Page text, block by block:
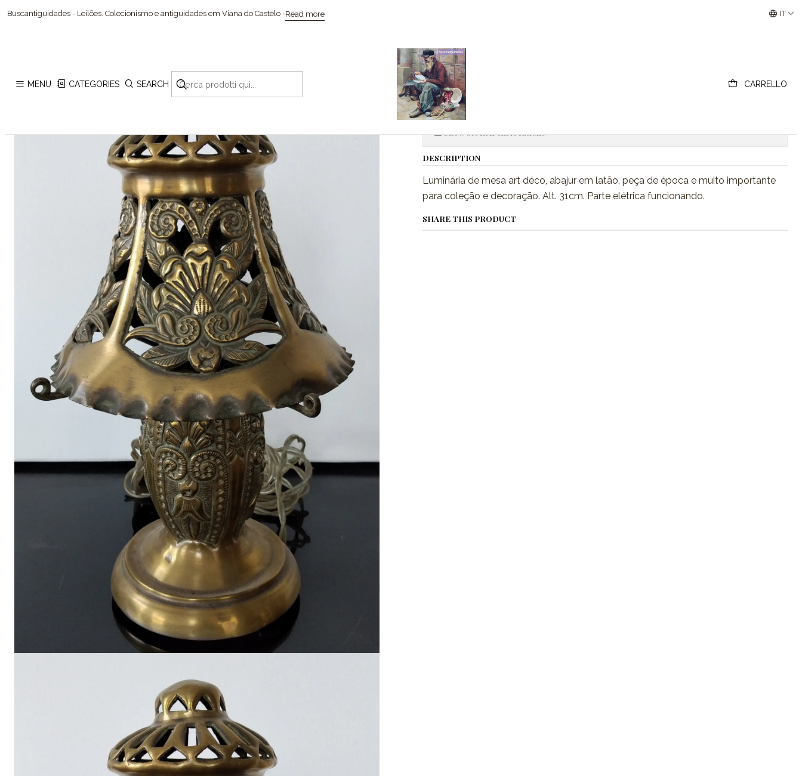
MENU CATEGORIES SEARCH CARRELLO
Buscantiguidades - Leilões. Colecionismo e antiguidades em Viana do Castelo -Read more Buscantiguidades - Leilões Colecionismo e IT
Home
|
Luminária de mesa arte Déco
Quantity
Show stock from locations
DESCRIPTION
Luminária de mesa art déco, abajur em latão, peça de época e muito importante
para coleção e decoração. Alt. 31cm. Parte elétrica funcionando.
SHARE THIS PRODUCT